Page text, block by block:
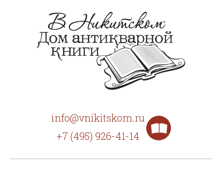
info@vnikitskom.ru
+7 (495) 926-41-14